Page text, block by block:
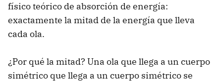
físico teórico de absorción de energía:
exactamente la mitad de la energía que lleva
cada ola.
¿Por qué la mitad? Una ola que llega a un cuerpo
simétrico que llega a un cuerpo simétrico se